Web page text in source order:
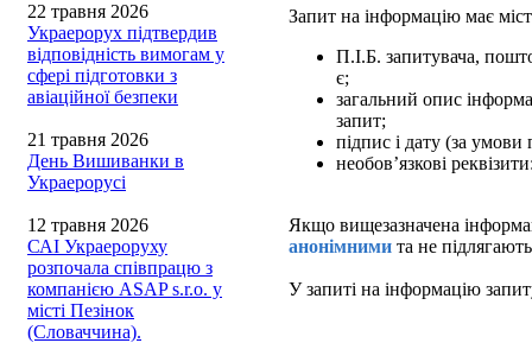
22 травня 2026
Украерорух підтвердив
відповідність вимогам у
сфері підготовки з
авіаційної безпеки
21 травня 2026
День Вишиванки в
Украерорусі
12 травня 2026
САІ Украероруху
розпочала співпрацю з
компанією ASAP s.r.o. у
місті Пезінок
(Словаччина).
Запит на інформацію має
П.І.Б. запитувача,
є;
загальний опис
запит;
підпис і дату (за
необов’язкові
Якщо вищезазначена
анонімними та не
У запиті на інформацію